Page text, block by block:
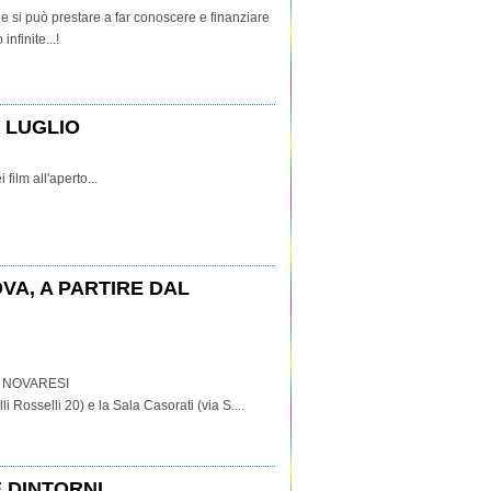
si può prestare a far conoscere e finanziare
infinite...!
LUGLIO
film all'aperto...
A PARTIRE DAL
Rosselli 20) e la Sala Casorati (via S....